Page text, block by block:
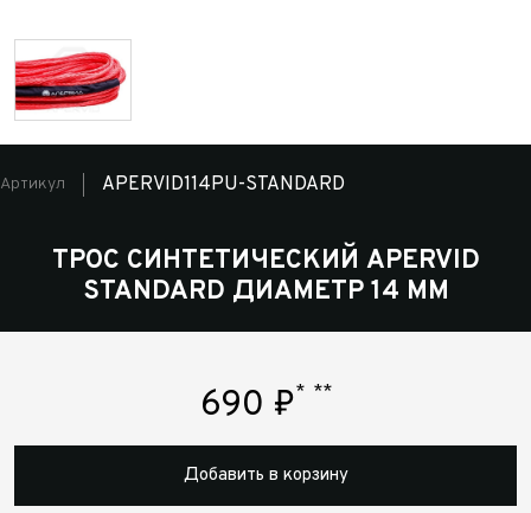
Артикул APERVID114PU-STANDARD
ТРОС СИНТЕТИЧЕСКИЙ APERVID
STANDARD ДИАМЕТР 14 ММ
690 ₽* **
Добавить в корзину